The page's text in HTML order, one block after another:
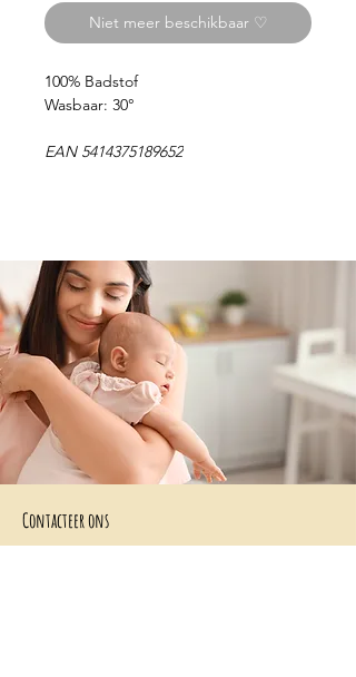
Niet meer beschikbaar ♡
100% Badstof
Wasbaar: 30°
EAN 5414375189652
Contacteer ons